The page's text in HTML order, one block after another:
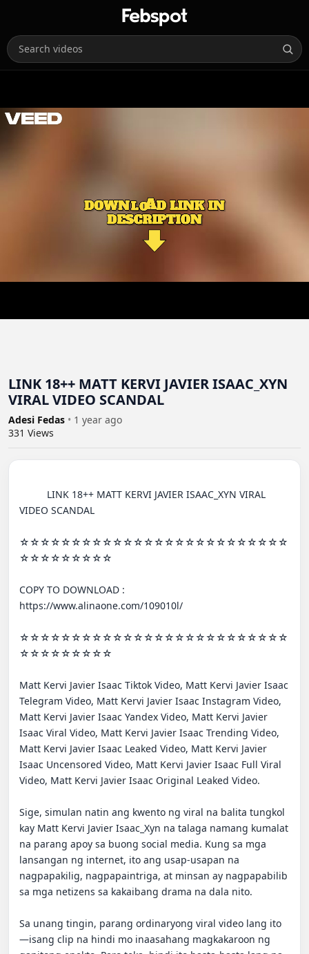
LINK 18++ MATT KERVI JAVIER ISAAC_XYN
VIRAL VIDEO SCANDAL
Adesi Fedas • 1 year ago
331 Views
VIDEO SCANDAL
☆☆☆☆☆☆☆☆☆☆☆☆☆☆☆☆☆☆☆☆☆☆☆☆☆☆
☆☆☆☆☆☆☆☆☆
COPY TO DOWNLOAD :
https://www.alinaone.com/109010l/
☆☆☆☆☆☆☆☆☆☆☆☆☆☆☆☆☆☆☆☆☆☆☆☆☆☆
☆☆☆☆☆☆☆☆☆
Matt Kervi Javier Isaac Tiktok Video, Matt Kervi Javier Isaac
Telegram Video, Matt Kervi Javier Isaac Instagram Video,
Matt Kervi Javier Isaac Yandex Video, Matt Kervi Javier
Isaac Viral Video, Matt Kervi Javier Isaac Trending Video,
Matt Kervi Javier Isaac Leaked Video, Matt Kervi Javier
Isaac Uncensored Video, Matt Kervi Javier Isaac Full Viral
Video, Matt Kervi Javier Isaac Original Leaked Video.
Sige, simulan natin ang kwento ng viral na balita tungkol
kay Matt Kervi Javier Isaac_Xyn na talaga namang kumalat
na parang apoy sa buong social media. Kung sa mga
lansangan ng internet, ito ang usap-usapan na
nagpapakilig, nagpapaintriga, at minsan ay nagpapabilib
sa mga netizens sa kakaibang drama na dala nito.
Sa unang tingin, parang ordinaryong viral video lang ito
—isang clip na hindi mo inaasahang magkakaroon ng